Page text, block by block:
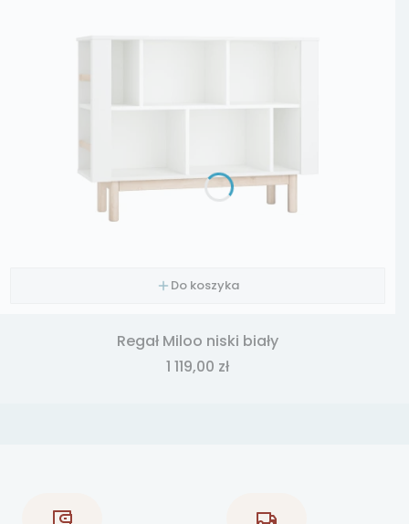
Do koszyka
Regał Miloo niski biały
Cena
1 119,00 zł